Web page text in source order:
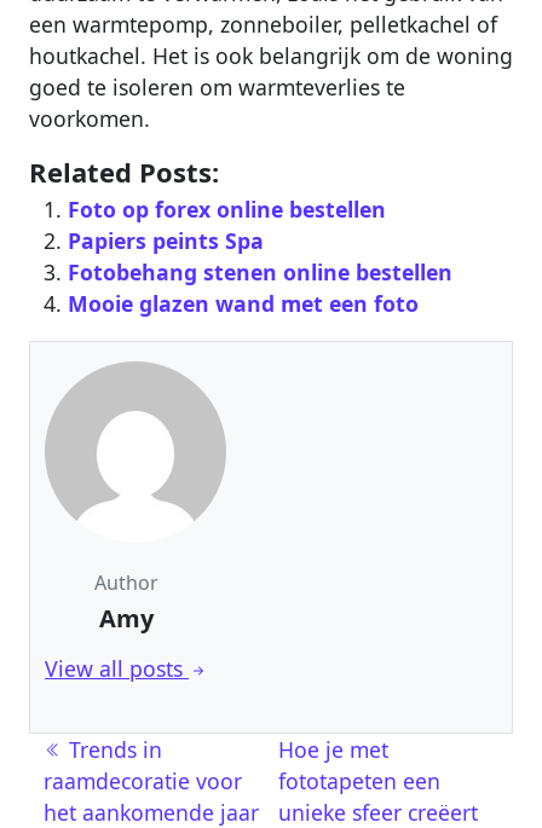
een warmtepomp, zonneboiler, pelletkachel of
houtkachel. Het is ook belangrijk om de woning
goed te isoleren om warmteverlies te
voorkomen.
Related Posts:
Foto op forex online bestellen
Papiers peints Spa
Fotobehang stenen online bestellen
Mooie glazen wand met een foto
Author
Amy
View all posts
Post navigation
Trends in
raamdecoratie voor
het aankomende jaar
Hoe je met
fototapeten een
unieke sfeer creëert